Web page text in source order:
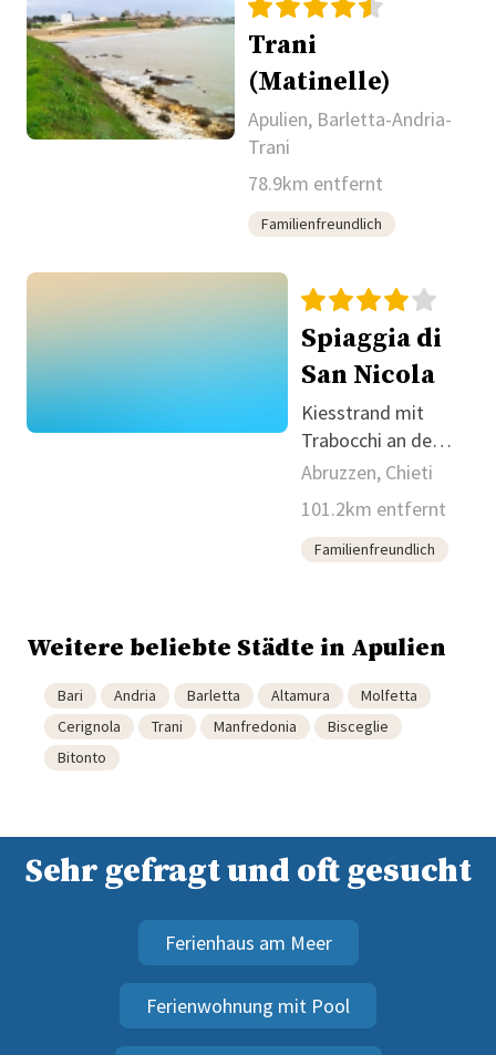
Trani
(Matinelle)
Apulien, Barletta-Andria-
Trani
78.9km entfernt
Familienfreundlich
Spiaggia di
San Nicola
Kiesstrand mit
Trabocchi an der
Costa dei
Trabocchi
Abruzzen, Chieti
101.2km entfernt
Familienfreundlich
Weitere beliebte Städte in Apulien
Bari Andria Barletta Altamura
Molfetta
Cerignola
Trani Manfredonia
Bisceglie
Bitonto
Sehr gefragt und oft gesucht
Ferienhaus am Meer
Ferienwohnung mit Pool